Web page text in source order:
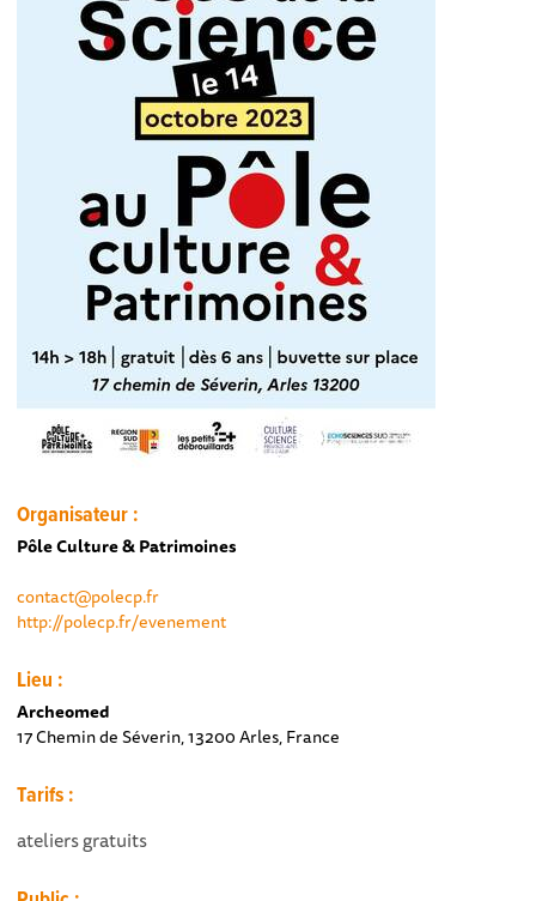
Organisateur :
Pôle Culture & Patrimoines
contact@polecp.fr
http://polecp.fr/evenement
Lieu :
Archeomed
17 Chemin de Séverin, 13200 Arles, France
Tarifs :
ateliers gratuits